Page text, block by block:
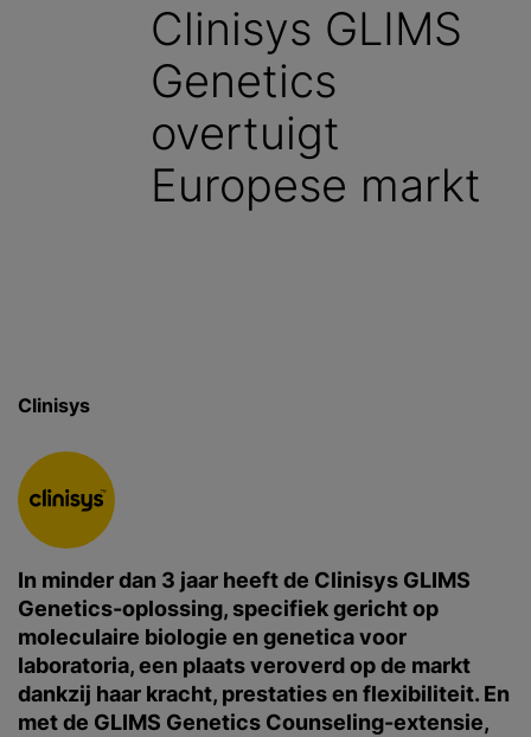
Clinisys GLIMS
Genetics
overtuigt
Europese markt
Clinisys
In minder dan 3 jaar heeft de Clinisys GLIMS
Genetics-oplossing, specifiek gericht op
moleculaire biologie en genetica voor
laboratoria, een plaats veroverd op de markt
dankzij haar kracht, prestaties en flexibiliteit. En
met de GLIMS Genetics Counseling-extensie,